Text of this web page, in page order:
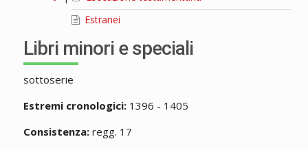
Estranei
Libri minori e speciali
sottoserie
Estremi cronologici:1396 - 1405
Consistenza:regg. 17